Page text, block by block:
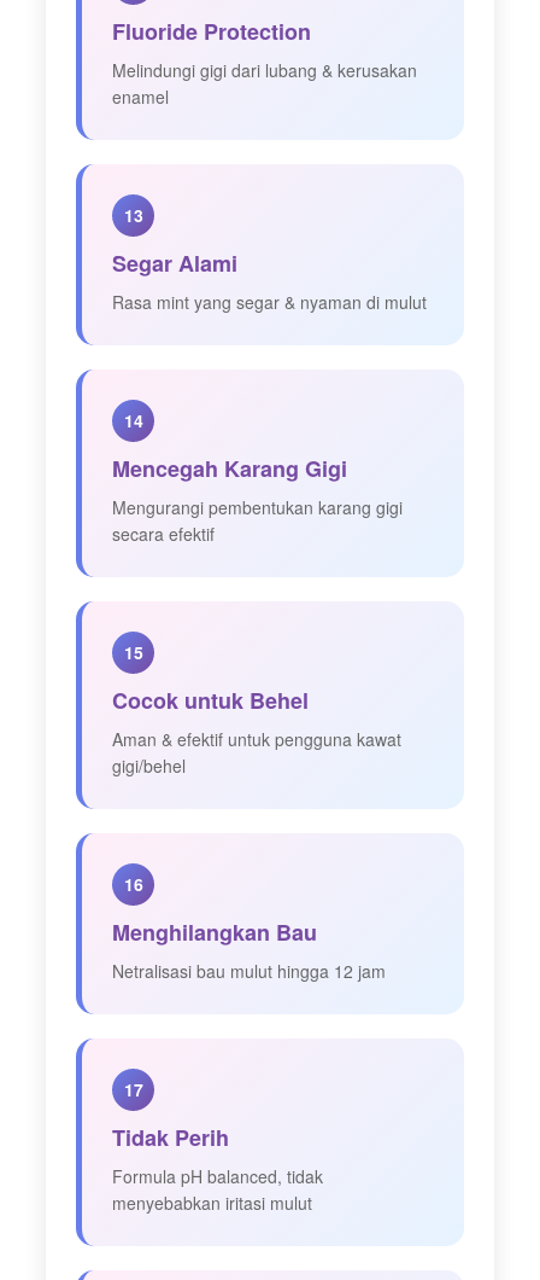
Fluoride Protection
Melindungi gigi dari lubang & kerusakan
enamel
13
Segar Alami
Rasa mint yang segar & nyaman di mulut
14
Mencegah Karang Gigi
Mengurangi pembentukan karang gigi
secara efektif
15
Cocok untuk Behel
Aman & efektif untuk pengguna kawat
gigi/behel
16
Menghilangkan Bau
Netralisasi bau mulut hingga 12 jam
17
Tidak Perih
Formula pH balanced, tidak
menyebabkan iritasi mulut